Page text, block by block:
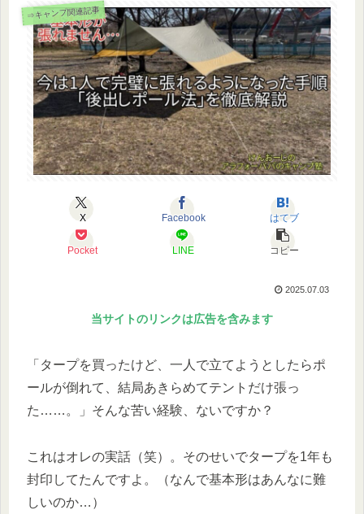
⇒キャンプ関連記事
X Facebook はてブ
Pocket LINE コピー
2025.07.03
当サイトのリンクは広告を含みます
「タープを買ったけど、一人で立てようとしたらポ
ールが倒れて、結局あきらめてテントだけ張っ
た……。」そんな苦い経験、ないですか？
これはオレの実話（笑）。そのせいでタープを1年も
封印してたんですよ。（なんで基本形はあんなに難
しいのか…）